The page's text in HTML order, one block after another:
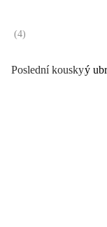
Poslední kousky
(4)